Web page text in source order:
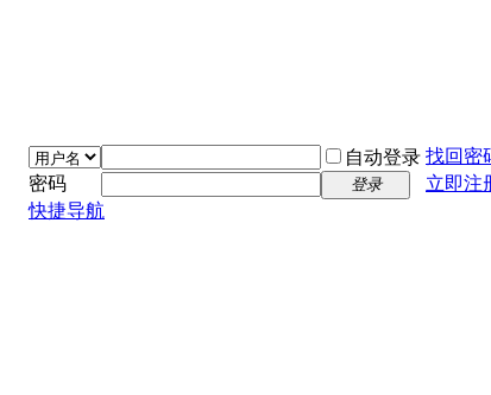
自动登录 找回密
密码
登录
立即注
快捷导航